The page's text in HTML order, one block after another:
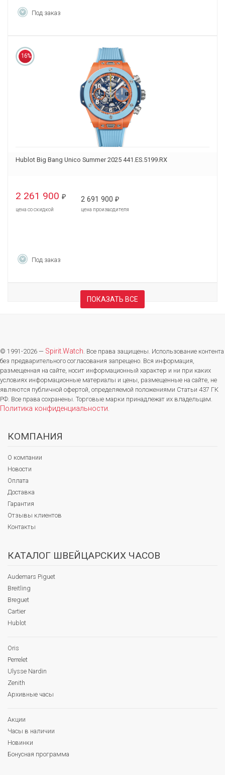
Под заказ
16%
Hublot Big Bang Unico Summer 2025 441.ES.5199.RX
2 261 900 ₽
цена со скидкой
2 691 900 ₽
цена производителя
Под заказ
ПОКАЗАТЬ ВСЕ
© 1991-2026 — Spirit.Watch. Все права защищены. Использование контента
без предварительного согласования запрещено. Вся информация,
размещенная на сайте, носит информационный характер и ни при каких
условиях информационные материалы и цены, размещенные на сайте, не
являются публичной офертой, определяемой положениями Статьи 437 ГК
РФ. Все права сохранены. Торговые марки принадлежат их владельцам.
Политика конфиденциальности.
КОМПАНИЯ
О компании
Новости
Оплата
Доставка
Гарантия
Отзывы клиентов
Контакты
КАТАЛОГ ШВЕЙЦАРСКИХ ЧАСОВ
Audemars Piguet
Breitling
Breguet
Cartier
Hublot
Oris
Perrelet
Ulysse Nardin
Zenith
Архивные часы
Акции
Часы в наличии
Новинки
Бонусная программа